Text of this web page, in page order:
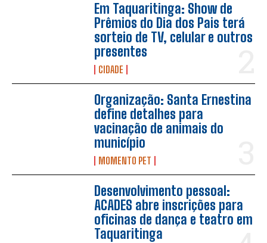
Em Taquaritinga: Show de
Prêmios do Dia dos Pais terá
sorteio de TV, celular e outros
presentes
CIDADE
Organização: Santa Ernestina
define detalhes para
vacinação de animais do
município
MOMENTO PET
Desenvolvimento pessoal:
ACADES abre inscrições para
oficinas de dança e teatro em
Taquaritinga